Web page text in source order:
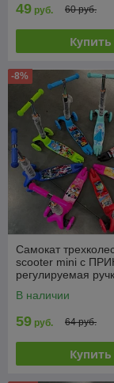
49 руб. 60 руб.
Купить
-8%
Самокат
scooter mini с
регулируемая
В наличии
59 руб. 64 руб.
Купить